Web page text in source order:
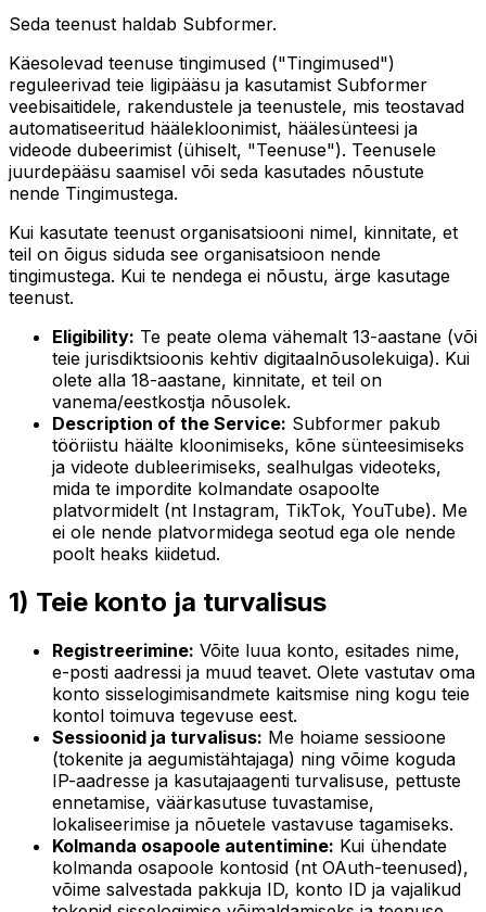
Seda teenust haldab Subformer.
Käesolevad teenuse tingimused ("Tingimused")
reguleerivad teie ligipääsu ja kasutamist Subformer
veebisaitidele, rakendustele ja teenustele, mis teostavad
automatiseeritud häälekloonimist, häälesünteesi ja
videode dubeerimist (ühiselt, "Teenuse"). Teenusele
juurdepääsu saamisel või seda kasutades nõustute
nende Tingimustega.
Kui kasutate teenust organisatsiooni nimel, kinnitate, et
teil on õigus siduda see organisatsioon nende
tingimustega. Kui te nendega ei nõustu, ärge kasutage
teenust.
Eligibility: Te peate olema vähemalt 13-aastane (või
teie jurisdiktsioonis kehtiv digitaalnõusolekuiga). Kui
olete alla 18-aastane, kinnitate, et teil on
vanema/eestkostja nõusolek.
Description of the Service: Subformer pakub
tööriistu häälte kloonimiseks, kõne sünteesimiseks
ja videote dubleerimiseks, sealhulgas videoteks,
mida te impordite kolmandate osapoolte
platvormidelt (nt Instagram, TikTok, YouTube). Me
ei ole nende platvormidega seotud ega ole nende
poolt heaks kiidetud.
1) Teie konto ja turvalisus
Registreerimine: Võite luua konto, esitades nime,
e-posti aadressi ja muud teavet. Olete vastutav oma
konto sisselogimisandmete kaitsmise ning kogu teie
kontol toimuva tegevuse eest.
Sessioonid ja turvalisus: Me hoiame sessioone
(tokenite ja aegumistähtajaga) ning võime koguda
IP-aadresse ja kasutajaagenti turvalisuse, pettuste
ennetamise, väärkasutuse tuvastamise,
lokaliseerimise ja nõuetele vastavuse tagamiseks.
Kolmanda osapoole autentimine: Kui ühendate
kolmanda osapoole kontosid (nt OAuth-teenused),
võime salvestada pakkuja ID, konto ID ja vajalikud